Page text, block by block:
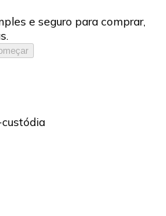
e seguro para comprar,